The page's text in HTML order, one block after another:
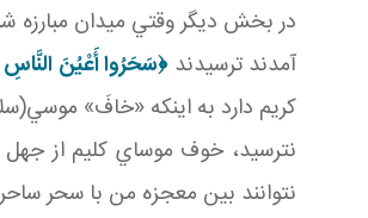
در بخش ديگر وقتي ميدان مبارزه
آمدند ترسيدند﴿سَحَرُوا أَعْيُنَ
کريم دارد به اينکه «خافَ»
نترسيد، خوف موساي کليم از جهل
نتوانند بين معجزه من با سحر